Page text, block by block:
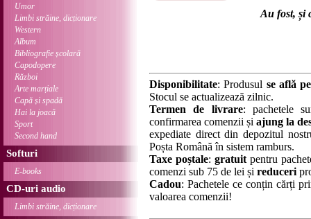
Umor
Limbi străine, dicționare
Western
Album
Bibliografie școlară
Capodopere
Război
Arte marțiale
Capă și spadă
Hai la joacă
Sport
Second hand
Softuri
E-books
CD-uri audio
Limbi străine, dicționare
Au fost, și
Disponibilitate: Produsul se află
Stocul se actualizează zilnic.
Termen de livrare: pachetele
confirmarea comenzii șiajung la
expediate direct din depozitul
Poșta Română în sistem ramburs.
Taxe poștale: gratuitpentru
comenzi sub 75 de lei și reduceri
Cadou: Pachetele ce conțin cărți
valoarea comenzii!